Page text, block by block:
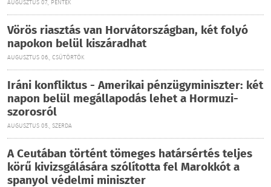
AUGUSZTUS 07., PÉNTEK
Vörös riasztás van Horvátországban, két folyó
napokon belül kiszáradhat
AUGUSZTUS 06., CSÜTÖRTÖK
Iráni konfliktus - Amerikai pénzügyminiszter: két
napon belül megállapodás lehet a Hormuzi-
szorosról
AUGUSZTUS 05., SZERDA
A Ceutában történt tömeges határsértés teljes
körű kivizsgálására szólította fel Marokkót a
spanyol védelmi miniszter